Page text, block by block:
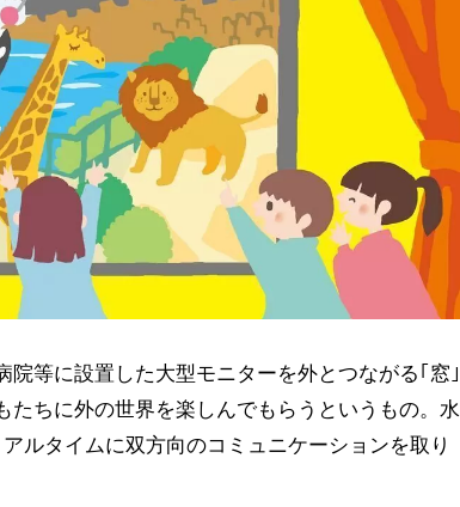
等に設置した大型モニターを外とつながる｢窓｣
たちに外の世界を楽しんでもらうというもの。水
ルタイムに双方向のコミュニケーションを取り